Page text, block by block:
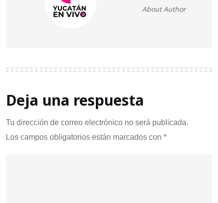
About Author
Deja una respuesta
Tu dirección de correo electrónico no será publicada.
Los campos obligatorios están marcados con *